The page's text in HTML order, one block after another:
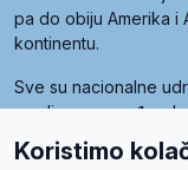
pa do obiju Amerika i
kontinentu.
Sve su nacionalne
zemljama, a
pod nazivom
Radio Maria).
Koristimo